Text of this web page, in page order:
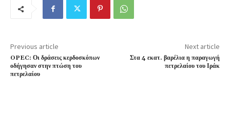
Previous article
OPEC: Οι δράσεις κερδοσκόπων
οδήγησαν στην πτώση του
πετρελαίου
Next article
Στα 4 εκατ. βαρέλια η παραγωγή
πετρελαίου του Ιράκ